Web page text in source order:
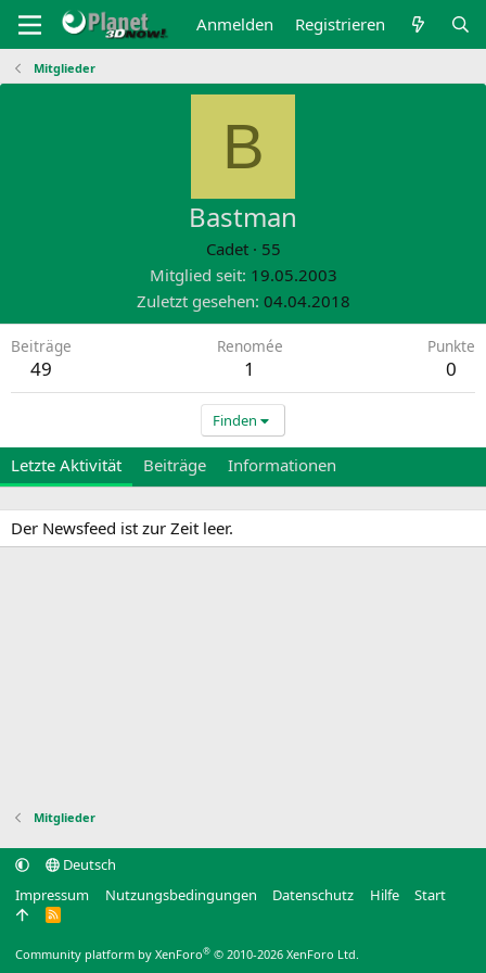
Anmelden Registrieren
Mitglieder
B
Bastman
Cadet · 55
Mitglied seit 19.05.2003
Zuletzt gesehen 04.04.2018
Beiträge
49
Renomée
1
Punkte
0
Finden
Letzte Aktivität Beiträge Informationen
Der Newsfeed ist zur Zeit leer.
Mitglieder
Deutsch
Impressum
Nutzungsbedingungen Datenschutz Hilfe Start
R
Community platform by XenForo® © 2010-2026 XenForo Ltd.